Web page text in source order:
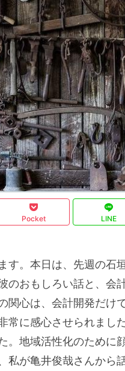
Pocket LINE
す。本日は、先週の石
のおもしろい話と、会
心は、会計開発だけ
常に感心させられまし
。地域活性化のために
私が亀井俊哉さんから